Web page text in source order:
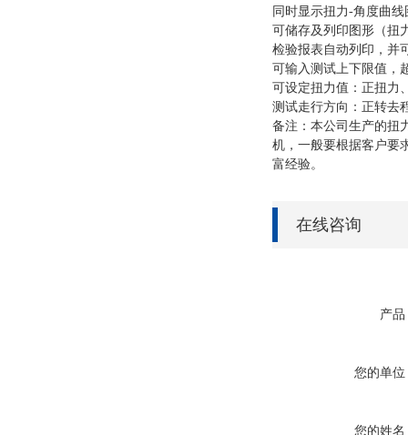
同时显示扭力-角度曲
可储存及列印图形（扭
检验报表自动列印，并
可输入测试上下限值，
可设定扭力值：正扭力
测试走行方向：正转去
备注： 本公司 生产的扭
机，一般要根据客户要
富经验。
在线咨询
产品
您的单位
您的姓名